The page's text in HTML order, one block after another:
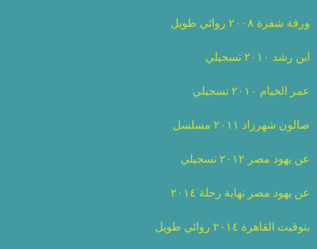
ورقة شفرة ٢٠٠٨ روائي طويل
ابن رشد ٢٠١٠ تسجيلي
عمر الخيام ٢٠١٠ تسجيلي
صالون شهرزاد ٢٠١١ مسلسل
عن يهود مصر ٢٠١٢ تسجيلي
عن يهود مصر نهاية رحلة ٢٠١٤
بتوقيت القاهرة ٢٠١٤ روائي طويل